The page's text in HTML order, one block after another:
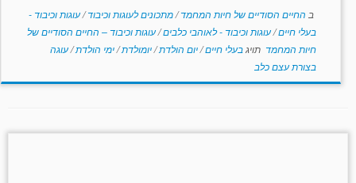
ב החיים הסודיים של חיות המחמד/מתכונים לעוגות וכיבוד/עוגות וכיבוד -
בעלי חיים/עוגות וכיבוד - לאוהבי כלבים/עוגות וכיבוד – החיים הסודיים של
חיות המחמד תויגבעלי חיים/יום הולדת/יומולדת/ימי הולדת/עוגה
בצורת עצם כלב